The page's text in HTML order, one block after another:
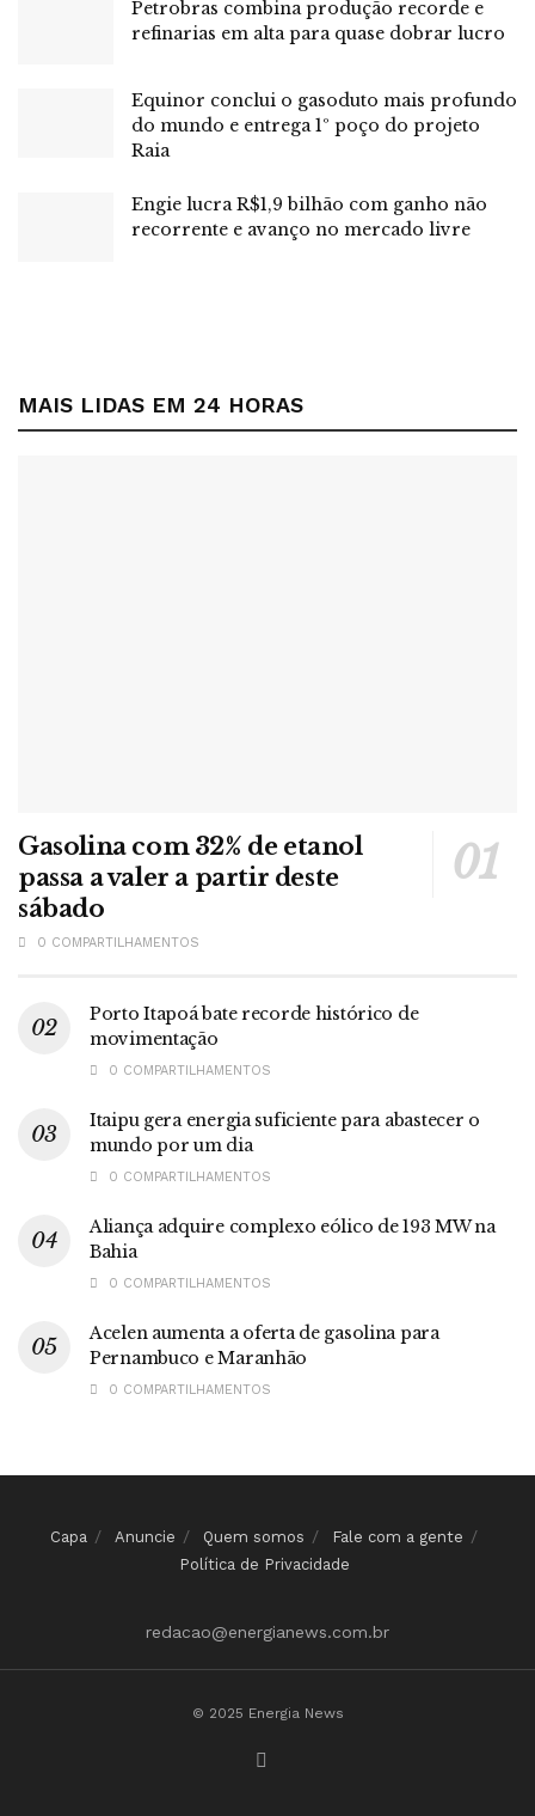
Petrobras combina produção recorde e
refinarias em alta para quase dobrar lucro
Equinor conclui o gasoduto mais profundo
do mundo e entrega 1º poço do projeto
Raia
Engie lucra R$1,9 bilhão com ganho não
recorrente e avanço no mercado livre
MAIS LIDAS EM 24 HORAS
Gasolina com 32% de etanol
passa a valer a partir deste
sábado
0 COMPARTILHAMENTOS
Porto Itapoá bate recorde histórico de
movimentação
0 COMPARTILHAMENTOS
Itaipu gera energia suficiente para abastecer o
mundo por um dia
0 COMPARTILHAMENTOS
Aliança adquire complexo eólico de 193 MW na
Bahia
0 COMPARTILHAMENTOS
Acelen aumenta a oferta de gasolina para
Pernambuco e Maranhão
0 COMPARTILHAMENTOS
Capa Anuncie Quem somos
Fale com a gente
Política de Privacidade
redacao@energianews.com.br
© 2025 Energia News